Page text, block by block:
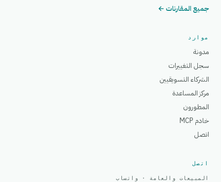
جميع المقارنات ←
موارد
مدونة
سجل التغييرات
الشركاء التسويقيين
مركز المساعدة
المطورون
خادم MCP
اتصل
اتصل
المبيعات والعامة · واتساب